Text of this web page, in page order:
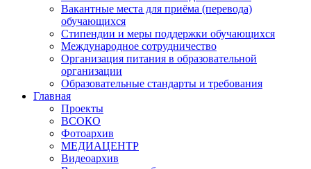
Вакантные места для приёма (перевода)
обучающихся
Стипендии и меры поддержки обучающихся
Международное сотрудничество
Организация питания в образовательной
организации
Образовательные стандарты и требования
Главная
Проекты
ВСОКО
Фотоархив
МЕДИАЦЕНТР
Видеоархив